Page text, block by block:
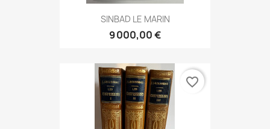
SINBAD LE MARIN
9 000,00 €
favorite_border